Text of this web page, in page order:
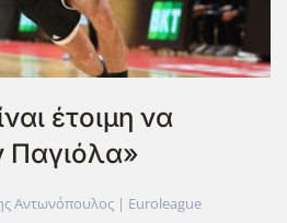
έτοιμη να
Παγιόλα»
Αντωνόπουλος | Euroleague